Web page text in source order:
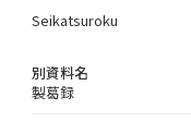
Seikatsuroku
別資料名
製葛録